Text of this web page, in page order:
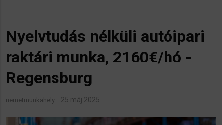
Nyelvtudás nélküli autóipari
raktári munka, 2160€/hó -
Regensburg
nemetmunkahely 25 máj 2025